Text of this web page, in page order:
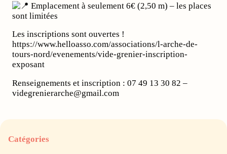
Emplacement à seulement 6€ (2,50 m) – les places
sont limitées
Les inscriptions sont ouvertes !
https://www.helloasso.com/associations/l-arche-de-
tours-nord/evenements/vide-grenier-inscription-
exposant
Renseignements et inscription : 07 49 13 30 82 –
videgrenierarche@gmail.com
Catégories